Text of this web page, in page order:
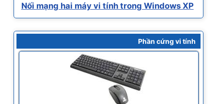
Nối mạng hai máy vi tính trong Windows XP
Phần cứng vi tính